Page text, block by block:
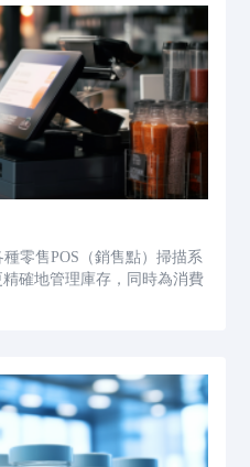
零售POS（銷售點）掃描系
確地管理庫存，同時為消費